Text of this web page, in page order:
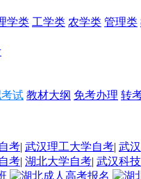
学类 工学类 农学类 管理类
试 教材大纲 免考办理 转
考| 武汉理工大学自考| 武
考| 湖北大学自考| 武汉科